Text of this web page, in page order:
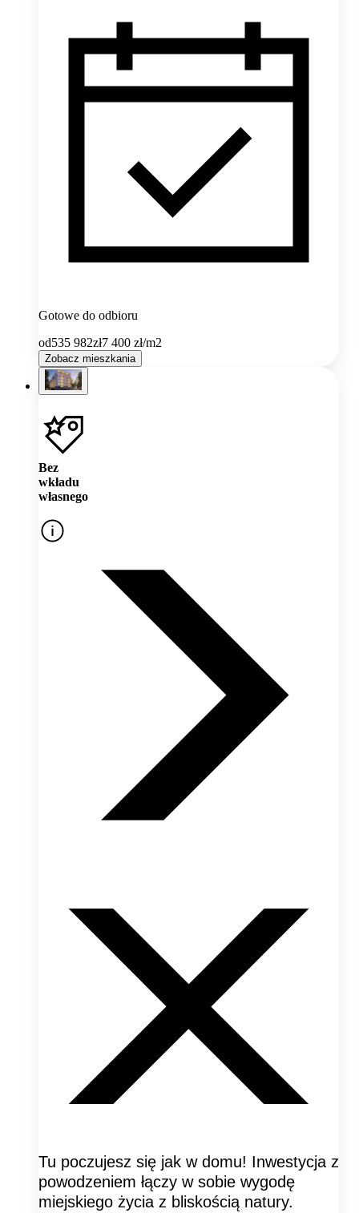
Gotowe do odbioru
od535 982zł7 400 zł/m2
Zobacz mieszkania
Bez
wkładu
własnego
Tu poczujesz się jak w domu! Inwestycja z
powodzeniem łączy w sobie wygodę
miejskiego życia z bliskością natury.